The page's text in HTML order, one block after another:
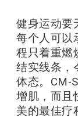
健身运动要
每个人可以
程只着重燃
结实线条，
体态。CM-
增肌，而且
美的最佳疗